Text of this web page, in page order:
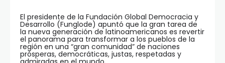
El presidente de la Fundación Global Democracia y
Desarrollo (Funglode) apuntó que la gran tarea de
la nueva generación de latinoamericanos es revertir
el panorama para transformar a los pueblos de la
región en una “gran comunidad” de naciones
prósperas, democráticas, justas, respetadas y